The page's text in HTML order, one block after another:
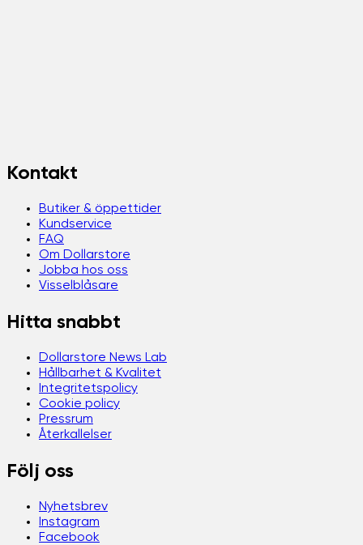
Kontakt
Butiker & öppettider
Kundservice
FAQ
Om Dollarstore
Jobba hos oss
Visselblåsare
Hitta snabbt
Dollarstore News Lab
Hållbarhet & Kvalitet
Integritetspolicy
Cookie policy
Pressrum
Återkallelser
Följ oss
Nyhetsbrev
Instagram
Facebook